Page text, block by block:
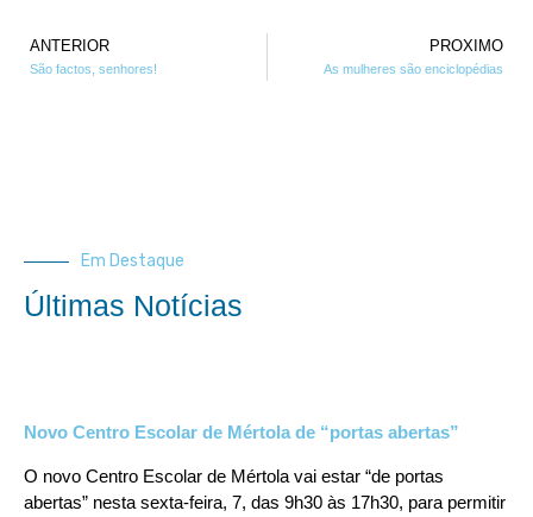
ANTERIOR
São factos, senhores!
PROXIMO
As mulheres são enciclopédias
Em Destaque
Últimas Notícias
Novo Centro Escolar de Mértola de “portas abertas”
O novo Centro Escolar de Mértola vai estar “de portas
abertas” nesta sexta-feira, 7, das 9h30 às 17h30, para permitir